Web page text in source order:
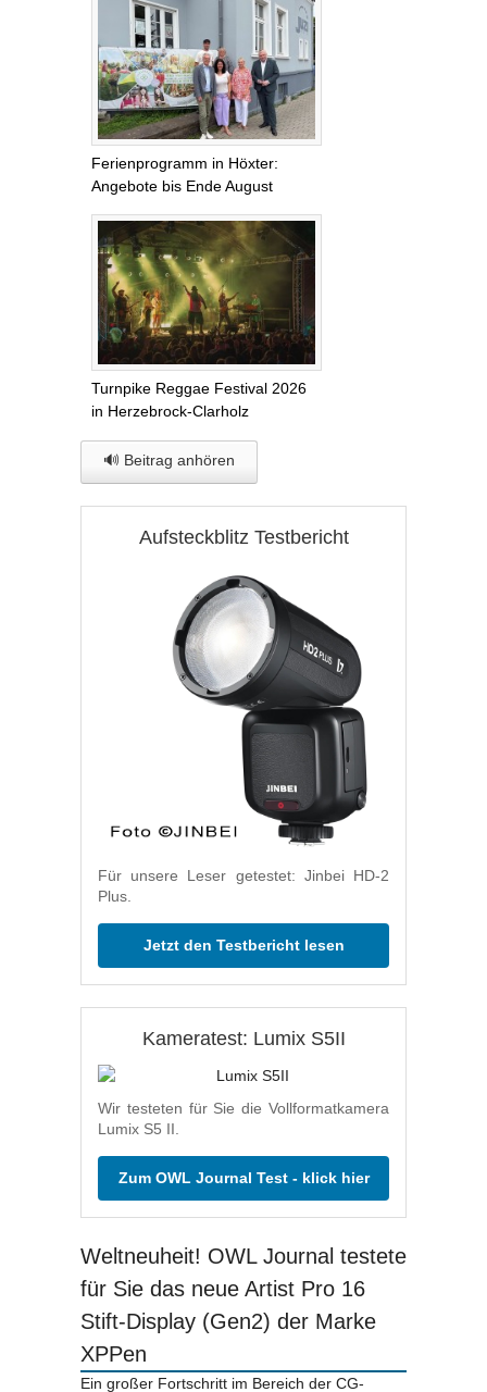
Ferienprogramm in Höxter:
Angebote bis Ende August
Turnpike Reggae Festival 2026
in Herzebrock-Clarholz
🔊 Beitrag anhören
Aufsteckblitz Testbericht
Für unsere Leser getestet: Jinbei HD-2
Plus.
Jetzt den Testbericht lesen
Kameratest: Lumix S5II
Wir testeten für Sie die Vollformatkamera
Lumix S5 II.
Zum OWL Journal Test - klick hier
Weltneuheit! OWL Journal testete
für Sie das neue Artist Pro 16
Stift-Display (Gen2) der Marke
XPPen
Ein großer Fortschritt im Bereich der CG-